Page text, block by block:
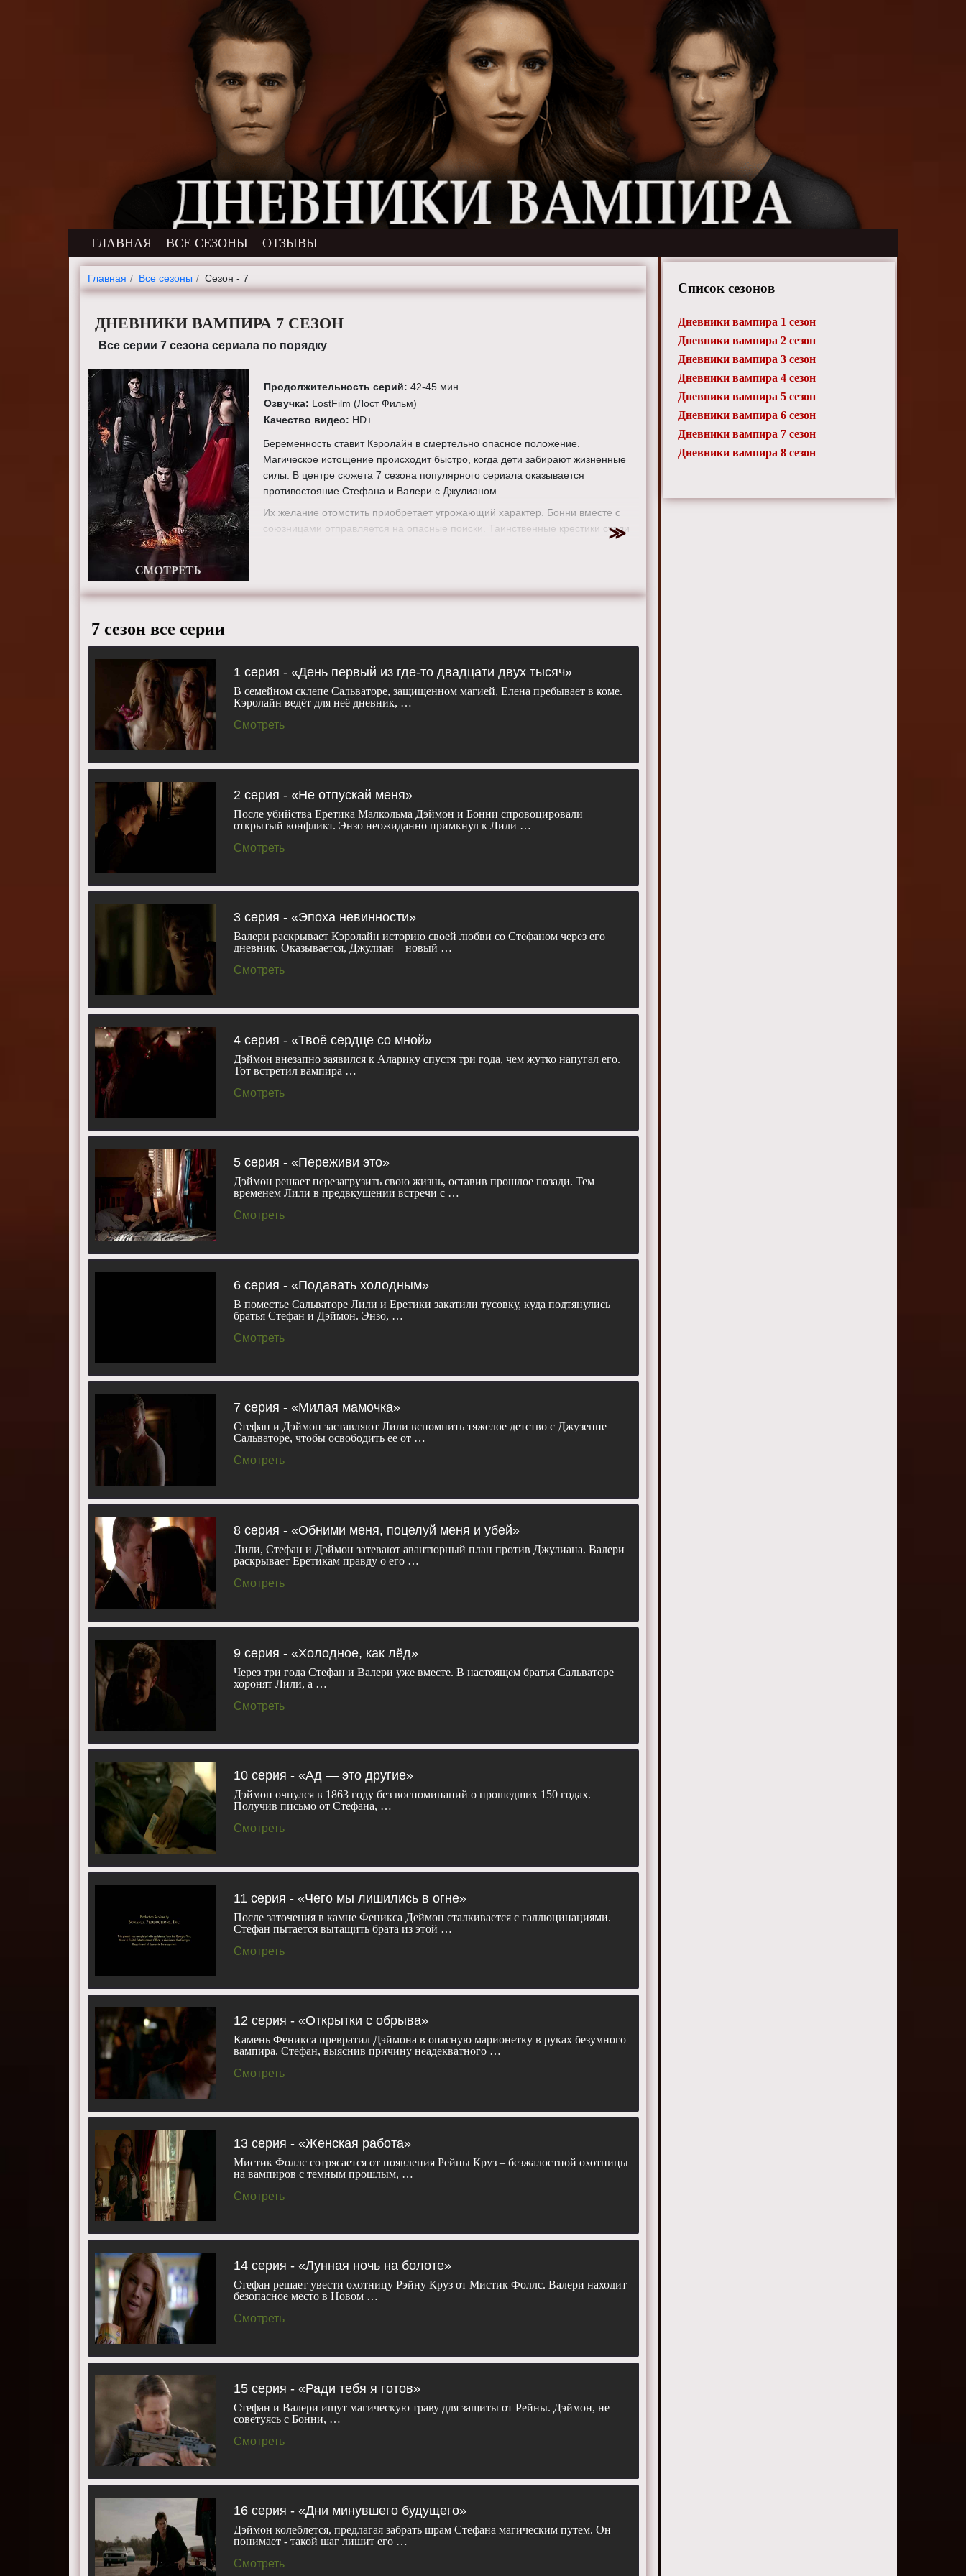
ГЛАВНАЯ ВСЕ СЕЗОНЫ ОТЗЫВЫ
Главная Все сезоны Сезон - 7
ДНЕВНИКИ ВАМПИРА 7 СЕЗОН
Все серии 7 сезона сериала по порядку
Продолжительность серий:42-45 мин.
Озвучка: LostFilm (Лост Фильм)
Качество видео: HD+
Беременность ставит Кэролайн в смертельно опасное положение.
Магическое истощение происходит быстро, когда дети забирают жизненные
силы. В центре сюжета 7 сезона популярного сериала оказывается
противостояние Стефана и Валери с Джулианом.
Их желание отомстить приобретает угрожающий характер. Бонни вместе с
союзницами отправляется на опасные поиски. Таинственные крестики стали
оказываются втянуты в водоворот мистических событий.
Макнейл, Стивен Крэгг, Уэнди Станзлер, Рэнди Зиск, Пэм Томас, Том
Шеронес.
Актеры:
Нина Добрев, Пол Уэсли, Иэн Сомерхолдер, Стивен Р. Маккуин,
Сара Каннинг, Катерина Грэм, Кэндис Кинг, Зак Рериг, Кайла Юэлл, Майкл
7 сезон все серии
1 серия - «День первый из где-то двадцати двух тысяч»
В семейном склепе Сальваторе, защищенном магией, Елена пребывает в коме.
Кэролайн ведёт для неё дневник, …
Смотреть
2 серия - «Не отпускай меня»
После убийства Еретика Малкольма Дэймон и Бонни спровоцировали
открытый конфликт. Энзо неожиданно примкнул к Лили …
Смотреть
3 серия - «Эпоха невинности»
Валери раскрывает Кэролайн историю своей любви со Стефаном через его
дневник. Оказывается, Джулиан – новый …
Смотреть
4 серия - «Твоё сердце со мной»
Дэймон внезапно заявился к Аларику спустя три года, чем жутко напугал его.
Тот встретил вампира …
Смотреть
5 серия - «Переживи это»
Дэймон решает перезагрузить свою жизнь, оставив прошлое позади. Тем
временем Лили в предвкушении встречи с …
Смотреть
6 серия - «Подавать холодным»
В поместье Сальваторе Лили и Еретики закатили тусовку, куда подтянулись
братья Стефан и Дэймон. Энзо, …
Смотреть
7 серия - «Милая мамочка»
Стефан и Дэймон заставляют Лили вспомнить тяжелое детство с Джузеппе
Сальваторе, чтобы освободить ее от …
Смотреть
8 серия - «Обними меня, поцелуй меня и убей»
Лили, Стефан и Дэймон затевают авантюрный план против Джулиана. Валери
раскрывает Еретикам правду о его …
Смотреть
9 серия - «Холодное, как лёд»
Через три года Стефан и Валери уже вместе. В настоящем братья Сальваторе
хоронят Лили, а …
Смотреть
10 серия - «Ад — это другие»
Дэймон очнулся в 1863 году без воспоминаний о прошедших 150 годах.
Получив письмо от Стефана, …
Смотреть
11 серия - «Чего мы лишились в огне»
После заточения в камне Феникса Деймон сталкивается с галлюцинациями.
Стефан пытается вытащить брата из этой …
Смотреть
12 серия - «Открытки с обрыва»
Камень Феникса превратил Дэймона в опасную марионетку в руках безумного
вампира. Стефан, выяснив причину неадекватного …
Смотреть
13 серия - «Женская работа»
Мистик Фоллс сотрясается от появления Рейны Круз – безжалостной охотницы
на вампиров с темным прошлым, …
Смотреть
14 серия - «Лунная ночь на болоте»
Стефан решает увести охотницу Рэйну Круз от Мистик Фоллс. Валери находит
безопасное место в Новом …
Смотреть
15 серия - «Ради тебя я готов»
Стефан и Валери ищут магическую траву для защиты от Рейны. Дэймон, не
советуясь с Бонни, …
Смотреть
16 серия - «Дни минувшего будущего»
Дэймон колеблется, предлагая забрать шрам Стефана магическим путем. Он
понимает - такой шаг лишит его …
Смотреть
Список сезонов
Дневники вампира 1 сезон
Дневники вампира 2 сезон
Дневники вампира 3 сезон
Дневники вампира 4 сезон
Дневники вампира 5 сезон
Дневники вампира 6 сезон
Дневники вампира 7 сезон
Дневники вампира 8 сезон